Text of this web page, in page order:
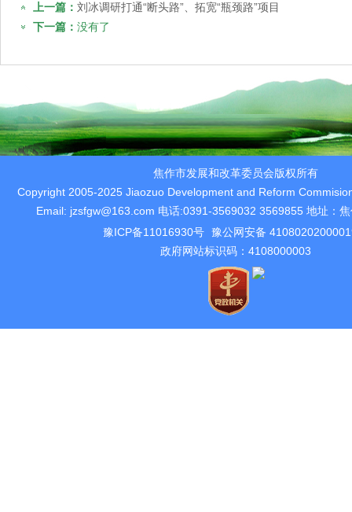
上一篇： 刘冰调研打通“断头路”、拓宽“瓶颈路”项目
下一篇： 没有了
焦作市发展和改革委员会版权所有
Copyright 2005-2025 Jiaozuo Development and Reform
Email: jzsfgw@163.com 电话:0391-3569032 3569855 地址：
豫ICP备11016930号 豫公网安备
政府网站标识码：4108000003